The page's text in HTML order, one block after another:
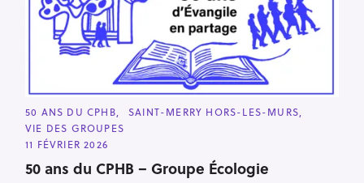
C
A
T
E
G
O
R
50 ANS DU CPHB
SAINT-MERRY HORS-LES-MURS
VIE DES GROUPES
11 FÉVRIER 2026
50 ans du CPHB – Groupe Écologie